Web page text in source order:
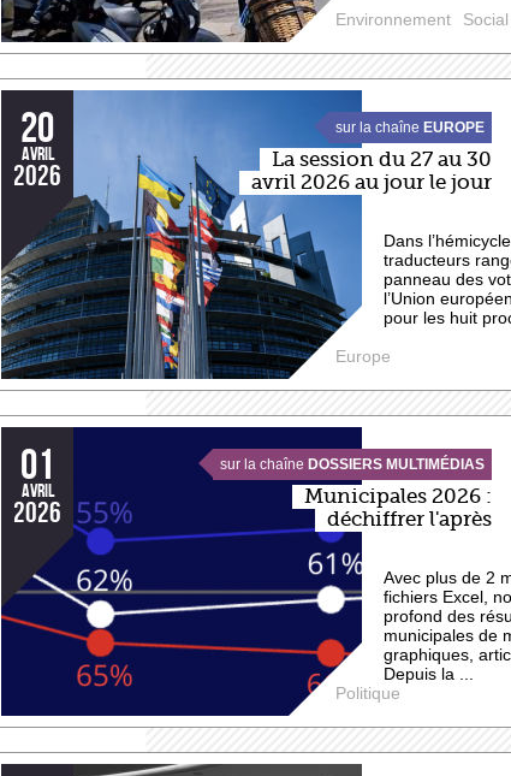
Environnement Social
20
avril
2026
sur la chaîne EUROPE
La session du 27 au 30
avril 2026 au jour le jour
Dans
traducteurs
panneau des
l’Union
pour les huit
Europe
01
avril
2026
sur la chaîne DOSSIERS MULTIMÉDIAS
Municipales 2026 :
déchiffrer l'après
Avec plus de 2
fichiers Excel,
profond des
municipales de
graphiques,
Depuis la ...
Politique